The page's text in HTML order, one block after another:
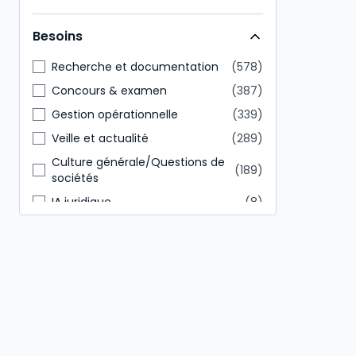
Direction générale
146
Tout public
85
Besoins
Recherche et documentation
578
Concours & examen
387
Gestion opérationnelle
339
Veille et actualité
289
Culture générale/Questions de
sociétés
189
IA juridique
8